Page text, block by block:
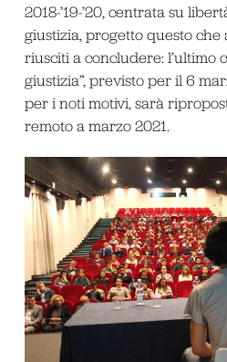
2018-’19-’20, centrata su
giustizia, progetto questo che
riusciti a concludere: l’ultimo
giustizia”, previsto per il 6
per i noti motivi, sarà
remoto a marzo 2021.